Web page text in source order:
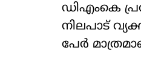
ഡിഎംകെ
നിലപാട്
പേർ